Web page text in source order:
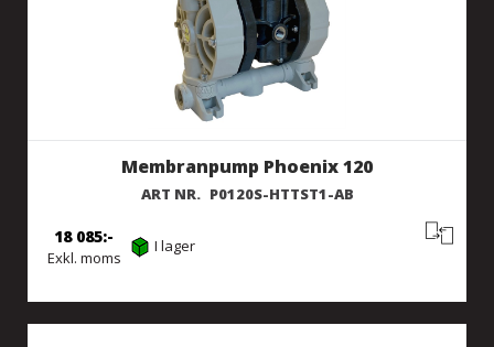
Membranpump Phoenix 120
ART NR. P0120S-HTTST1-AB
Exkl. moms
18 085 I lager